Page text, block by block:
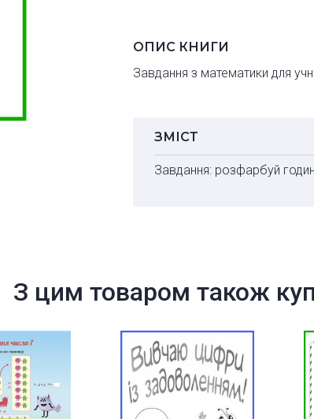
ОПИС КНИГИ
Завдання з математики для
ЗМІСТ
Завдання: розфарбуй
З цим товаром також